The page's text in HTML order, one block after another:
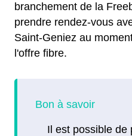
branchement de la
prendre rendez-vous
Saint-Geniez au
l'offre fibre.